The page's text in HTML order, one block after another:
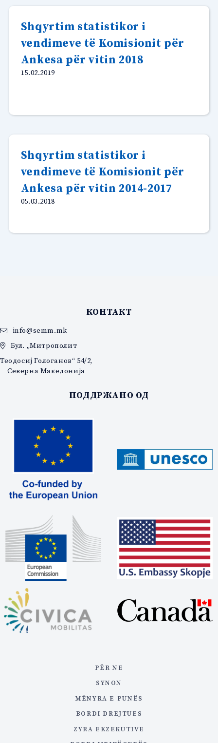
Shqyrtim statistikor i
vendimeve të Komisionit për
Ankesa për vitin 2018
15.02.2019
Shqyrtim statistikor i
vendimeve të Komisionit për
Ankesa për vitin 2014-2017
05.03.2018
КОНТАКТ
info@semm.mk
Бул. „Митрополит
Теодосиј Гологанов“ 54/2,
Северна Македонија
ПОДДРЖАНО ОД
PËR NE
SYNON
MËNYRA E PUNËS
BORDI DREJTUES
ZYRA EKZEKUTIVE